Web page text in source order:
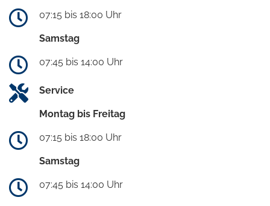
07:15 bis 18:00 Uhr
Samstag
07:45 bis 14:00 Uhr
Service
Montag bis Freitag
07:15 bis 18:00 Uhr
Samstag
07:45 bis 14:00 Uhr